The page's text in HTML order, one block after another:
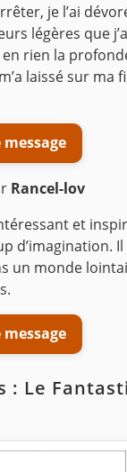
je l’ai
légères que
en rien la
laissé sur ma
message
Rancel-lov
et
d’imagination.
un monde
message
: Le